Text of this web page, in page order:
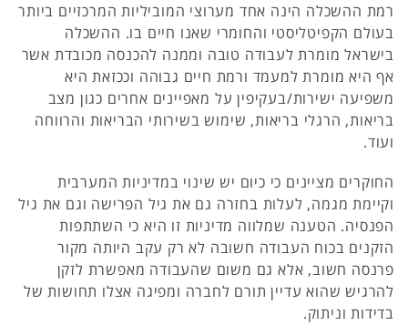
רמת ההשכלה הינה אחד מערוצי המוביליות המרכזיים ביותר
בעולם הקפיטליסטי והחומרי שאנו חיים בו. ההשכלה
בישראל מומרת לעבודה טובה וממנה להכנסה מכובדת אשר
אף היא מומרת למעמד ורמת חיים גבוהה וככזאת היא
משפיעה ישירות/בעקיפין על מאפיינים אחרים כגון מצב
בריאות, הרגלי בריאות, שימוש בשירותי הבריאות והרווחה
ועוד.
החוקרים מציינים כי כיום יש שינוי במדיניות המערבית
וקיימת מגמה, לעלות בחזרה גם את גיל הפרישה וגם את גיל
הפנסיה. הטענה שמלווה מדיניות זו היא כי השתתפות
הזקנים בכוח העבודה חשובה לא רק עקב היותה מקור
פרנסה חשוב, אלא גם משום שהעבודה מאפשרת לזקן
להרגיש שהוא עדיין תורם לחברה ומפיגה אצלו תחושות של
בדידות וניתוק.